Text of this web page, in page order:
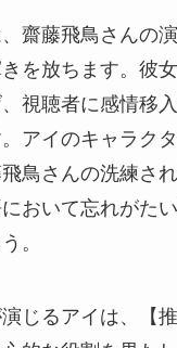
齋藤飛鳥さんの
を放ちます。彼
視聴者に感情移
アイのキャラク
鳥さんの洗練さ
おいて忘れがた
。
じるアイは、【